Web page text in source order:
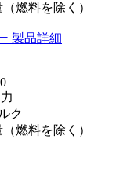
燃料を除く）
製品詳細
ク
燃料を除く）